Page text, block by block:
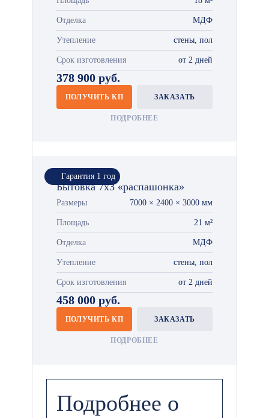
Отделка МДФ
Утепление стены, пол
Срок изготовления от 2 дней
378 900 руб.
ПОЛУЧИТЬ КП ЗАКАЗАТЬ
ПОДРОБНЕЕ
Гарантия 1 год
Бытовка 7х3 «распашонка»
Размеры 7000 × 2400 × 3000 мм
Площадь 21 м²
Отделка МДФ
Утепление стены, пол
Срок изготовления от 2 дней
458 000 руб.
ПОЛУЧИТЬ КП ЗАКАЗАТЬ
ПОДРОБНЕЕ
Подробнее о